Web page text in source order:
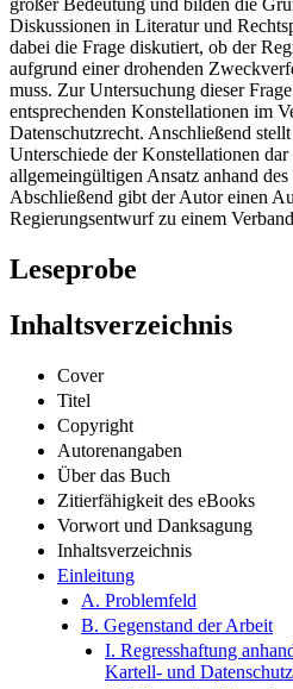
Regressfragen sind sowohl juristisch
großer Bedeutung und bilden die
Diskussionen in Literatur und
dabei die Frage diskutiert, ob der
aufgrund einer drohenden
muss. Zur Untersuchung dieser
entsprechenden Konstellationen im
Datenschutzrecht. Anschließend stellt
Unterschiede der Konstellationen
allgemeingültigen Ansatz anhand des
Abschließend gibt der Autor einen
Leseprobe
Cover
Titel
Copyright
Autorenangaben
Über das Buch
Zitierfähigkeit des eBooks
Vorwort und Danksagung
Inhaltsverzeichnis
Einleitung
A. Problemfeld
B. Gegenstand der Arbeit
I. Regresshaftung